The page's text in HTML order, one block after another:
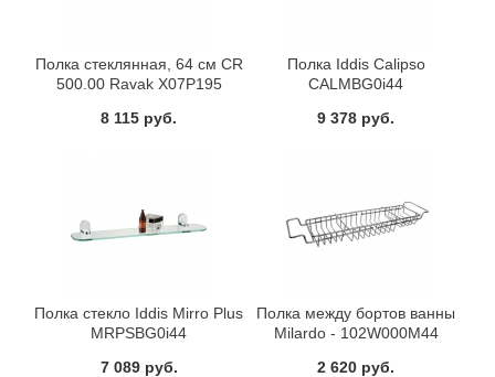
Полка стеклянная, 64 см CR
500.00 Ravak X07P195
8 115 руб.
Полка Iddis Calipso
CALMBG0i44
9 378 руб.
Полка стекло Iddis Mirro Plus
MRPSBG0i44
7 089 руб.
Полка между бортов ванны
Milardo - 102W000M44
2 620 руб.